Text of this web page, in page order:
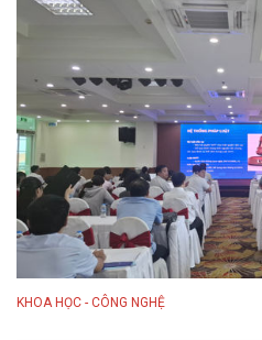
KHOA HỌC - CÔNG NGHỆ